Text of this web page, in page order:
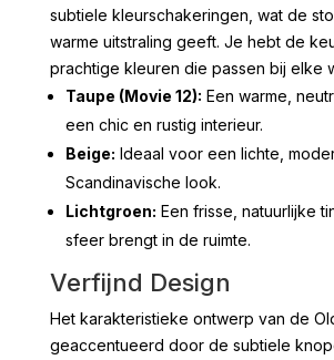
subtiele kleurschakeringen, wat de
warme uitstraling geeft. Je hebt de
prachtige kleuren die passen bij elke
Taupe (Movie 12): Een warme,
een chic en rustig interieur.
Beige: Ideaal voor een lichte,
Scandinavische look.
Lichtgroen: Een frisse, natuurlijke
sfeer brengt in de ruimte.
Verfijnd Design
Het karakteristieke ontwerp van de
geaccentueerd door de subtiele